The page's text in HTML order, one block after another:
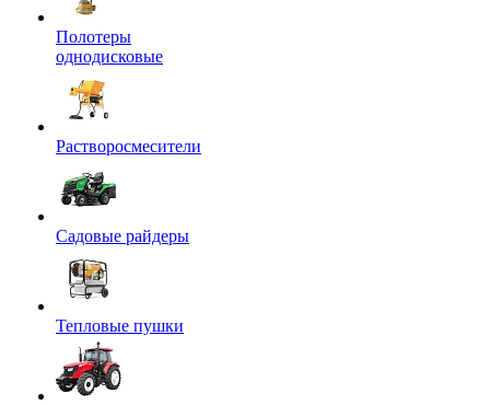
Полотеры
однодисковые
Растворосмесители
Садовые райдеры
Тепловые пушки